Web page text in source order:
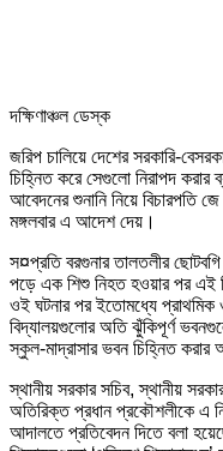
দক্ষিণাঞ্চল ডেস্ক
জরিপ চালিয়ে দেশের সরকারি-
চিহ্নিত করে সেগুলো নিরাপদ করার
আবেদনের শুনানি নিয়ে বিচারপতি
মঙ্গলবার এ আদেশ দেয়।
স¤প্রতি বরগুনার তালতলীর ছোটবগি
পড়ে এক শিশু নিহত হওয়ার পর এই
ওই ঘটনার পর ইতোমধ্যে প্রাথমিক ও
বিদ্যালয়গুলোর অতি ঝুঁকিপূর্ণ
স্কুল-মাদ্রাসার ভবন চিহ্নিত
স্থানীয় সরকার সচিব, স্থানীয়
অতিরিক্ত প্রধান প্রকৌশলীকে এ
আদালতে প্রতিবেদন দিতে বলা